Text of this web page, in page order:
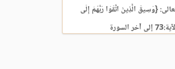
{وَسِيقَ الَّذِينَ اتَّقَوْا رَبَّهُمْ إِلَى
السورة